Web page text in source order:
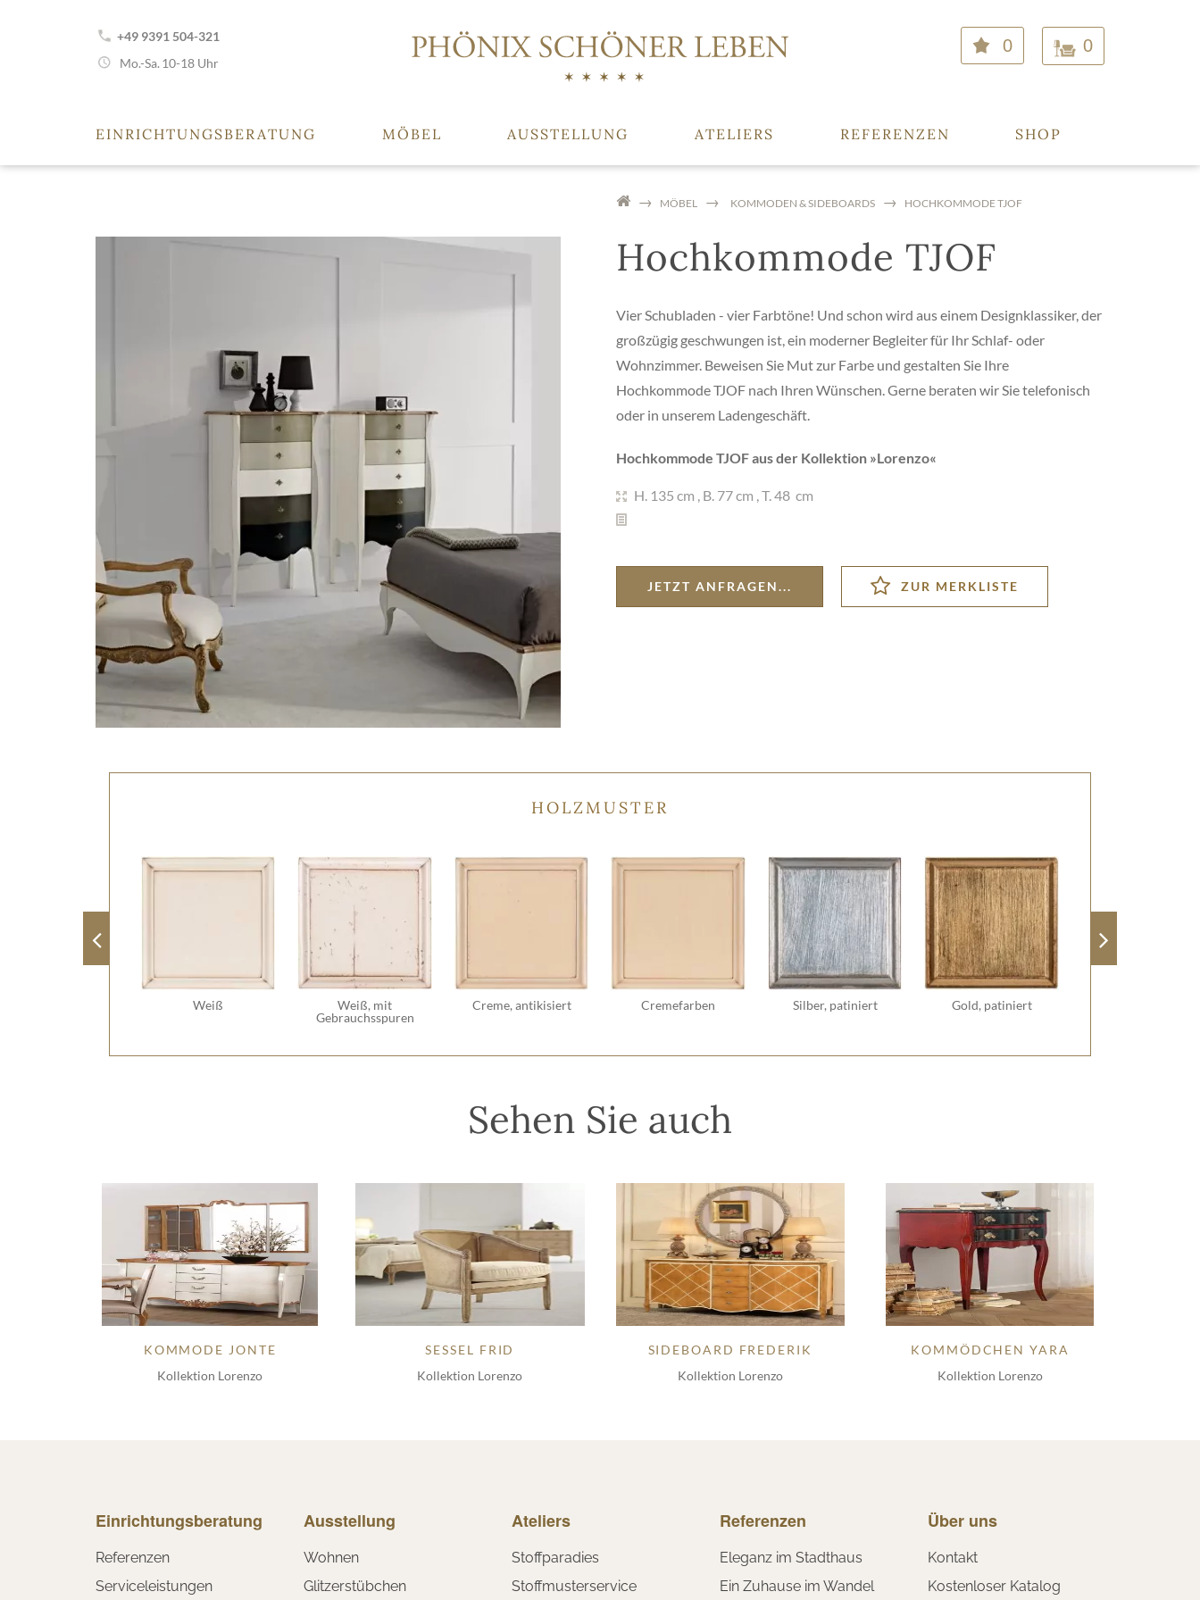
+49 9391 504-321
Mo.-Sa. 10-18 Uhr
0
0
EINRICHTUNGSBERATUNG MÖBEL AUSSTELLUNG ATELIERS REFERENZEN SHOP
MÖBEL KOMMODEN & SIDEBOARDS HOCHKOMMODE TJOF
Hochkommode TJOF
Vier Schubladen - vier Farbtöne! Und schon wird aus einem Designklassiker, der
großzügig geschwungen ist, ein moderner Begleiter für Ihr Schlaf- oder
Wohnzimmer. Beweisen Sie Mut zur Farbe und gestalten Sie Ihre
Hochkommode TJOF nach Ihren Wünschen. Gerne beraten wir Sie telefonisch
oder in unserem Ladengeschäft.
Hochkommode TJOF aus der Kollektion »Lorenzo«
H. 135 cm , B. 77 cm ,T. 48 cm
JETZT ANFRAGEN...
HOLZMUSTER
Weiß
Weiß, mit
Gebrauchsspuren
Creme, antikisiert Cremefarben Silber, patiniert Gold, patiniert
Sehen Sie auch
KOMMODE JONTE
Kollektion Lorenzo
SESSEL FRID
Kollektion Lorenzo
SIDEBOARD FREDERIK
Kollektion Lorenzo
KOMMÖDCHEN YARA
Kollektion Lorenzo
Einrichtungsberatung
Referenzen
Serviceleistungen
Ausstellung
Wohnen
Glitzerstübchen
Ateliers
Stoffparadies
Stoffmusterservice
Referenzen
Eleganz im Stadthaus
Ein Zuhause im Wandel
Über uns
Kontakt
Kostenloser Katalog